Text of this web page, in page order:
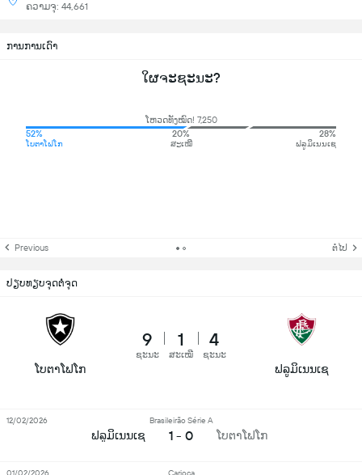
ຄວາມຈຸ: 44,661
ການການເດົາ
ໃຜຈະຊະນະ?
ໂຫວດທັງໝົດ! 7,250
52%
ໂບຕາໂຟໂກ
20%
ສະເໝີ
28%
ຟລູມິເນນເຊ
Previous ຕໍ່ໄປ
ປຽບທຽບຈຸດຕໍ່ຈຸດ
ໂບຕາໂຟໂກ
9
ຊະນະ
1
ສະເໝີ
4
ຊະນະ
ຟລູມິເນນເຊ
ຟລູມິເນນເຊ
Brasileirão Série A
1 - 0 ໂບຕາໂຟໂກ
12/02/2026
Carioca
01/02/2026